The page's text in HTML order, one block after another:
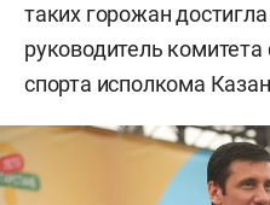
таких горожан
руководитель
спорта исполкома